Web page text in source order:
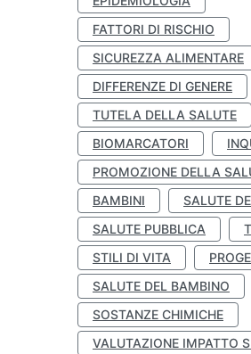
FATTORI DI RISCHIO
SICUREZZA ALIMENTARE
DIFFERENZE DI GENERE
TUTELA DELLA SALUTE
BIOMARCATORI
PROMOZIONE DELLA
BAMBINI
SALUTE
SALUTE PUBBLICA
STILI DI VITA
SALUTE DEL BAMBINO
SOSTANZE CHIMICHE
VALUTAZIONE IMPATTO